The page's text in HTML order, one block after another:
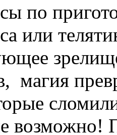
по
или
магия
возможно!